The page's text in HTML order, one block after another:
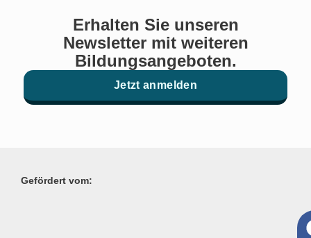
Erhalten Sie unseren
Newsletter mit weiteren
Bildungsangeboten.
Jetzt anmelden
Gefördert vom: